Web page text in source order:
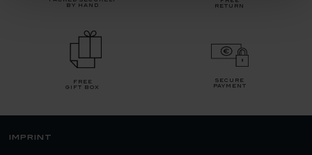
by hand
return
free
gift box
secure
payment
imprint